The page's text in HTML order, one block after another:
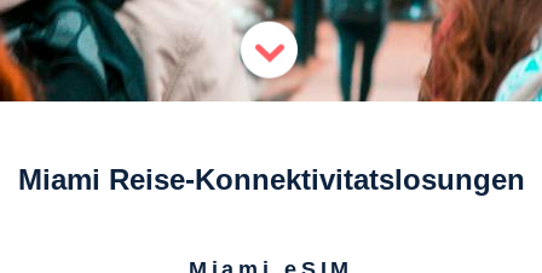
Miami Reise-Konnektivitatslosungen